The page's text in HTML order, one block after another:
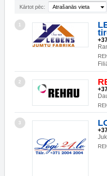
Kārtot pēc: Atrašanās vieta
1
2
3